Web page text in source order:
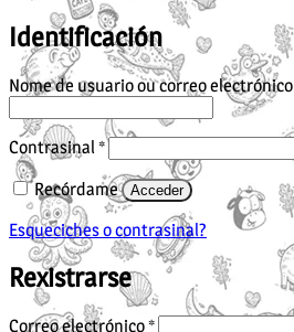
Identificación
Nome de usuario ou correo electrónico
Contrasinal *Obrigatorio
Recórdame Acceder
Esqueciches o contrasinal?
Rexistrarse
Correo electrónico*Obrigatorio